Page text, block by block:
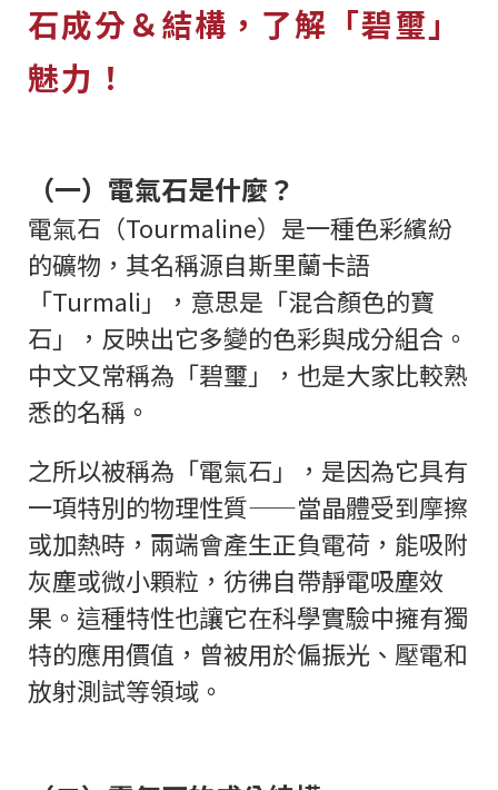
石成分＆結構，了解「碧璽」
魅力！
（一）電氣石是什麼？
電氣石（Tourmaline）是一種色彩繽紛
的礦物，其名稱源自斯里蘭卡語
「Turmali」，意思是「混合顏色的寶
石」，反映出它多變的色彩與成分組合。
中文又常稱為「碧璽」，也是大家比較熟
悉的名稱。
之所以被稱為「電氣石」，是因為它具有
一項特別的物理性質——當晶體受到摩擦
或加熱時，兩端會產生正負電荷，能吸附
灰塵或微小顆粒，彷彿自帶靜電吸塵效
果。這種特性也讓它在科學實驗中擁有獨
特的應用價值，曾被用於偏振光、壓電和
放射測試等領域。